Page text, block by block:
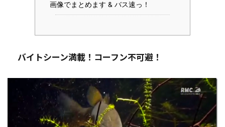
画像でまとめます & バス速っ！
バイトシーン満載！コーフン不可避！